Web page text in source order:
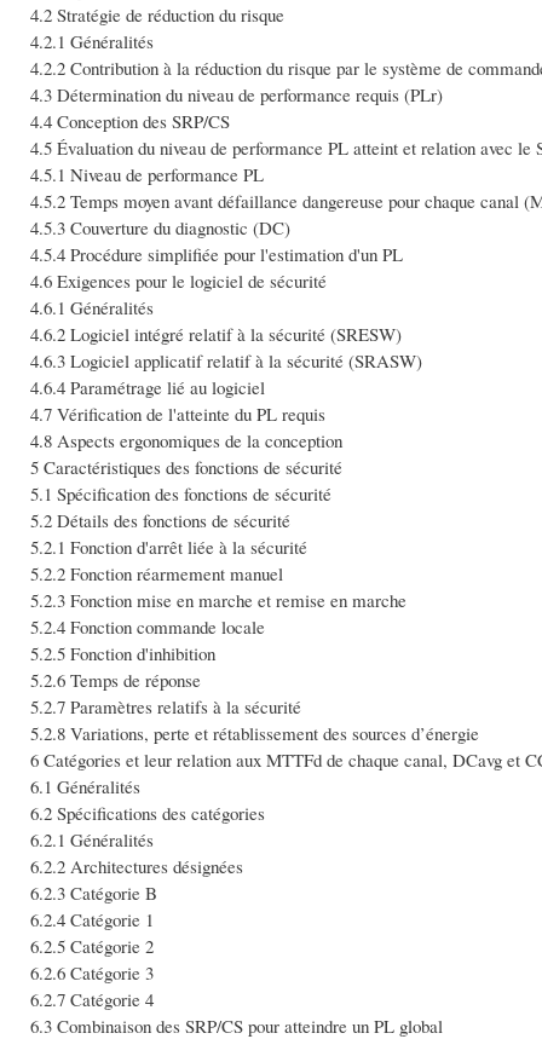
4.2 Stratégie de réduction du risque
4.2.1 Généralités
4.2.2 Contribution à la réduction du risque par le système de
4.3 Détermination du niveau de performance requis (PLr)
4.4 Conception des SRP/CS
4.5 Évaluation du niveau de performance PL atteint et relation avec le
4.5.1 Niveau de performance PL
4.5.2 Temps moyen avant défaillance dangereuse pour chaque canal
4.5.3 Couverture du diagnostic (DC)
4.5.4 Procédure simplifiée pour l'estimation d'un PL
4.6 Exigences pour le logiciel de sécurité
4.6.1 Généralités
4.6.2 Logiciel intégré relatif à la sécurité (SRESW)
4.6.3 Logiciel applicatif relatif à la sécurité (SRASW)
4.6.4 Paramétrage lié au logiciel
4.7 Vérification de l'atteinte du PL requis
4.8 Aspects ergonomiques de la conception
5 Caractéristiques des fonctions de sécurité
5.1 Spécification des fonctions de sécurité
5.2 Détails des fonctions de sécurité
5.2.1 Fonction d'arrêt liée à la sécurité
5.2.2 Fonction réarmement manuel
5.2.3 Fonction mise en marche et remise en marche
5.2.4 Fonction commande locale
5.2.5 Fonction d'inhibition
5.2.6 Temps de réponse
5.2.7 Paramètres relatifs à la sécurité
5.2.8 Variations, perte et rétablissement des sources d’énergie
6 Catégories et leur relation aux MTTFd de chaque canal, DCavg et
6.1 Généralités
6.2 Spécifications des catégories
6.2.1 Généralités
6.2.2 Architectures désignées
6.2.3 Catégorie B
6.2.4 Catégorie 1
6.2.5 Catégorie 2
6.2.6 Catégorie 3
6.2.7 Catégorie 4
6.3 Combinaison des SRP/CS pour atteindre un PL global